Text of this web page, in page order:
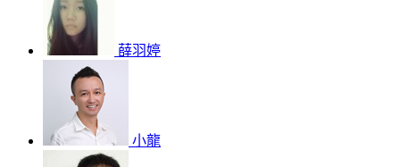
薛羽婷
小龍